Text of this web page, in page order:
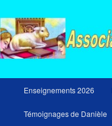
au
contenu
principal
au
contenu
secondaire
principal
Enseignements 2026
Témoignages de Danièle